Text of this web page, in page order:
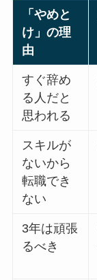
「やめと
け」の理
由
すぐ辞め
る人だと
思われる
スキルが
ないから
転職でき
ない
3年は頑張
るべき